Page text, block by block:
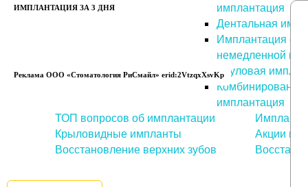
имплантация
Дентальная
Имплантация с
немедленной
Скуловая
имплантация
ТОП вопросов об имплантации
Крыловидные импланты
Акции на
Восстановление верхних зубов
ИМПЛАНТАЦИЯ ЗА 3 ДНЯ
Реклама ООО «Стоматология РиСмайл» erid:2VtzqxXsvKp